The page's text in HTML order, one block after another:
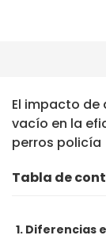
El impacto
vacío en la
perros policía
Tabla de
1. Diferencias